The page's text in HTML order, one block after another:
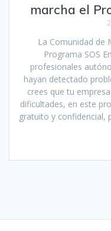
marcha el
La Comunidad de
Programa SOS
profesionales
hayan detectado
crees que tu
dificultades, en este
gratuito y confidencial,